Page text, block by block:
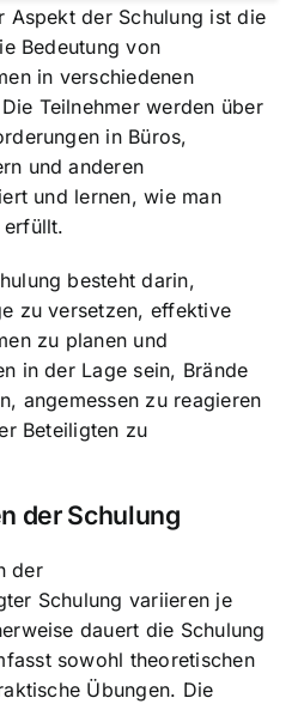
Aspekt der Schulung ist die
Bedeutung von
in verschiedenen
Teilnehmer werden über
in Büros,
und anderen
und lernen, wie man
besteht darin,
zu versetzen, effektive
zu planen und
in der Lage sein, Brände
angemessen zu reagieren
Beteiligten zu
der Schulung
der
Schulung variieren je
dauert die Schulung
sowohl theoretischen
Übungen. Die